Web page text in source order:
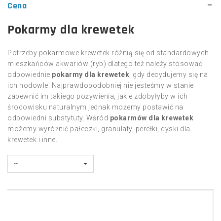
Cena
Pokarmy dla krewetek
Potrzeby pokarmowe krewetek różnią się od standardowych
mieszkańców akwariów (ryb) dlatego też należy stosować
odpowiednie pokarmy dla krewetek , gdy decydujemy się na
ich hodowle. Najprawdopodobniej nie jesteśmy w stanie
zapewnić im takiego pożywienia, jakie zdobyłyby w ich
środowisku naturalnym jednak możemy postawić na
odpowiedni substytuty. Wśród pokarmów dla krewetek
możemy wyróżnić pałeczki, granulaty, perełki, dyski dla
krewetek i inne.
--